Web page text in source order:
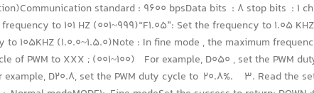
standard : 9600 bpsData bits : 8 stop bits : 1
to 101 HZ (001~999)“F1.05”: Set the frequency to 1.05
to 105KHZ (1.0.0~1.5.0)Note : In fine mode , the maximum
of PWM to XXX ; (001~100) For example, D050 , set the PWM
D20.8, set the PWM duty cycle to 20.8%. 3. Read the